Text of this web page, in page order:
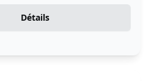
Détails